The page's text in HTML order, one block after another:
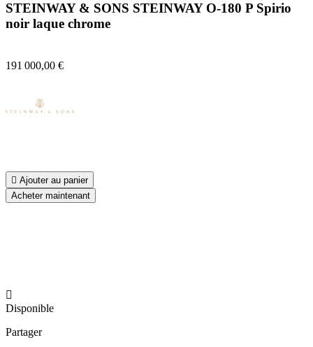
STEINWAY & SONS STEINWAY O-180 P Spirio
noir laque chrome
191 000,00 €
 Ajouter au panier
Acheter maintenant

Disponible
Partager